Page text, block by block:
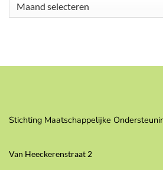
Stichting Maatschappelijke
Van Heeckerenstraat 2